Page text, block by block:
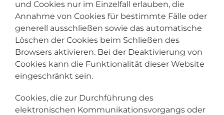
und Cookies nur im Einzelfall erlauben, die
Annahme von Cookies für bestimmte Fälle oder
generell ausschließen sowie das automatische
Löschen der Cookies beim Schließen des
Browsers aktivieren. Bei der Deaktivierung von
Cookies kann die Funktionalität dieser Website
eingeschränkt sein.
Cookies, die zur Durchführung des
elektronischen Kommunikationsvorgangs oder